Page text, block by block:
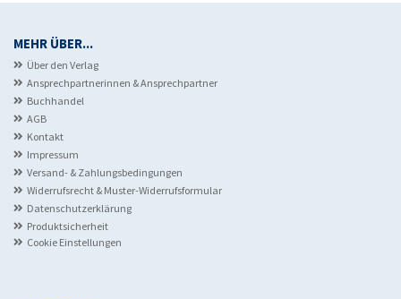
MEHR ÜBER...
Über den Verlag
Ansprechpartnerinnen & Ansprechpartner
Buchhandel
AGB
Kontakt
Impressum
Versand- & Zahlungsbedingungen
Widerrufsrecht & Muster-Widerrufsformular
Datenschutzerklärung
Produktsicherheit
Cookie Einstellungen